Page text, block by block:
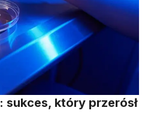
sukces, który przerósł